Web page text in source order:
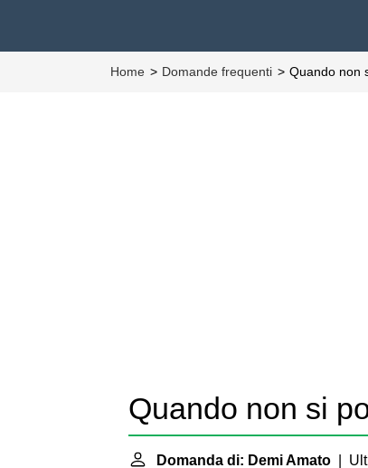
Home Domande frequenti Quando non
Quando non si
Domanda di: Demi Amato |